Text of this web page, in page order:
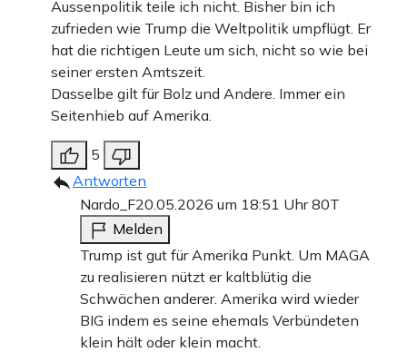
Aussenpolitik teile ich nicht. Bisher bin ich
zufrieden wie Trump die Weltpolitik umpflügt. Er
hat die richtigen Leute um sich, nicht so wie bei
seiner ersten Amtszeit.
Dasselbe gilt für Bolz und Andere. Immer ein
Seitenhieb auf Amerika.
5
Antworten
Nardo_F20.05.2026 um 18:51 Uhr80T
Melden
Trump ist gut für Amerika Punkt. Um MAGA
zu realisieren nützt er kaltblütig die
Schwächen anderer. Amerika wird wieder
BIG indem es seine ehemals Verbündeten
klein hält oder klein macht.